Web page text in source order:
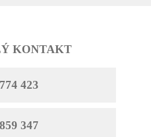
KONTAKT
423
347